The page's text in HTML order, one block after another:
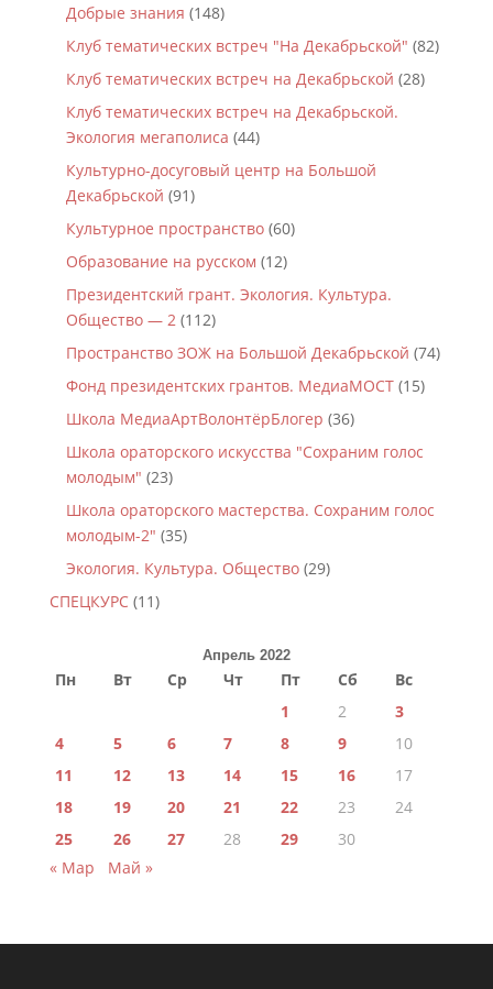
Добрые знания (148)
Клуб тематических встреч "На Декабрьской" (82)
Клуб тематических встреч на Декабрьской (28)
Клуб тематических встреч на Декабрьской.
Экология мегаполиса (44)
Культурно-досуговый центр на Большой
Декабрьской (91)
Культурное пространство(60)
Образование на русском (12)
Президентский грант. Экология. Культура.
Общество — 2(112)
Пространство ЗОЖ на Большой Декабрьской (74)
Фонд президентских грантов. МедиаМОСТ(15)
Школа МедиаАртВолонтёрБлогер (36)
Школа ораторского искусства "Сохраним голос
молодым" (23)
Школа ораторского мастерства. Сохраним голос
молодым-2" (35)
Экология. Культура. Общество(29)
СПЕЦКУРС(11)
Апрель 2022
Пн Вт Ср Чт Пт Сб
Вс
1
2
3
4
5 6 7 8 9
10
11
12 13 14 15 16
17
18
19 20 21 22 23
24
25
26 27 28 29
30
« Мар
Май »